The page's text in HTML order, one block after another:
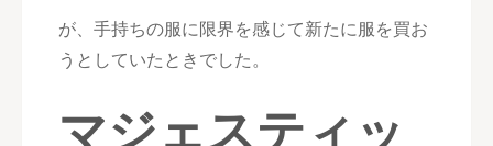
が、手持ちの服に限界を感じて新たに服を買お
うとしていたときでした。
マジェスティッ